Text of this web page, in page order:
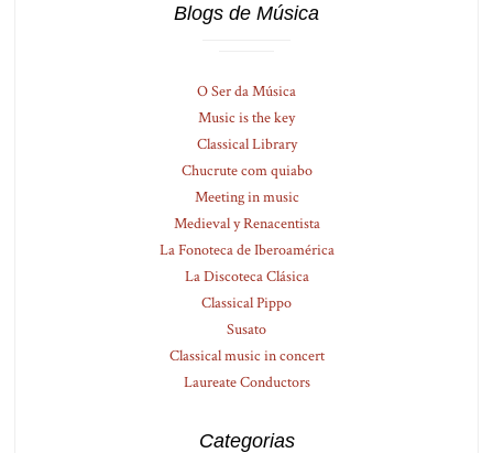
Blogs de Música
O Ser da Música
Music is the key
Classical Library
Chucrute com quiabo
Meeting in music
Medieval y Renacentista
La Fonoteca de Iberoamérica
La Discoteca Clásica
Classical Pippo
Susato
Classical music in concert
Laureate Conductors
Categorias